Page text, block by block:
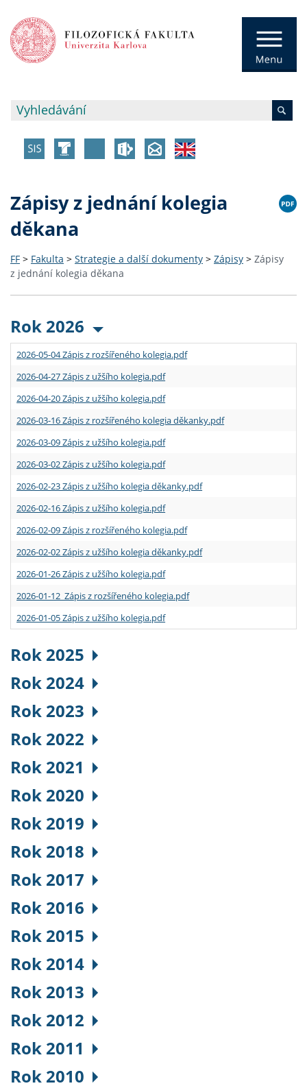
Zápisy z jednání kolegia
děkana
FF > Fakulta > Strategie a další dokumenty > Zápisy > Zápisy
z jednání kolegia děkana
Rok 2026
2026-05-04 Zápis z rozšířeného kolegia.pdf
2026-04-27 Zápis z užšího kolegia.pdf
2026-04-20 Zápis z užšího kolegia.pdf
2026-03-16 Zápis z rozšířeného kolegia děkanky.pdf
2026-03-09 Zápis z užšího kolegia.pdf
2026-03-02 Zápis z užšího kolegia.pdf
2026-02-23 Zápis z užšího kolegia děkanky.pdf
2026-02-16 Zápis z užšího kolegia.pdf
2026-02-09 Zápis z rozšířeného kolegia.pdf
2026-02-02 Zápis z užšího kolegia děkanky.pdf
2026-01-26 Zápis z užšího kolegia.pdf
2026-01-12 Zápis z rozšířeného kolegia.pdf
2026-01-05 Zápis z užšího kolegia.pdf
Rok 2025
Rok 2024
Rok 2023
Rok 2022
Rok 2021
Rok 2020
Rok 2019
Rok 2018
Rok 2017
Rok 2016
Rok 2015
Rok 2014
Rok 2013
Rok 2012
Rok 2011
Rok 2010